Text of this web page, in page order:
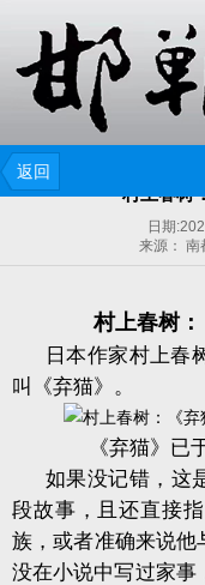
返回
村上春树
日期:
来源： 南
村上春树
日本作家村上春
叫《弃猫》。
《弃猫》已
如果没记错，这
段故事，且还直接
族，或者准确来说
没在小说中写过家事